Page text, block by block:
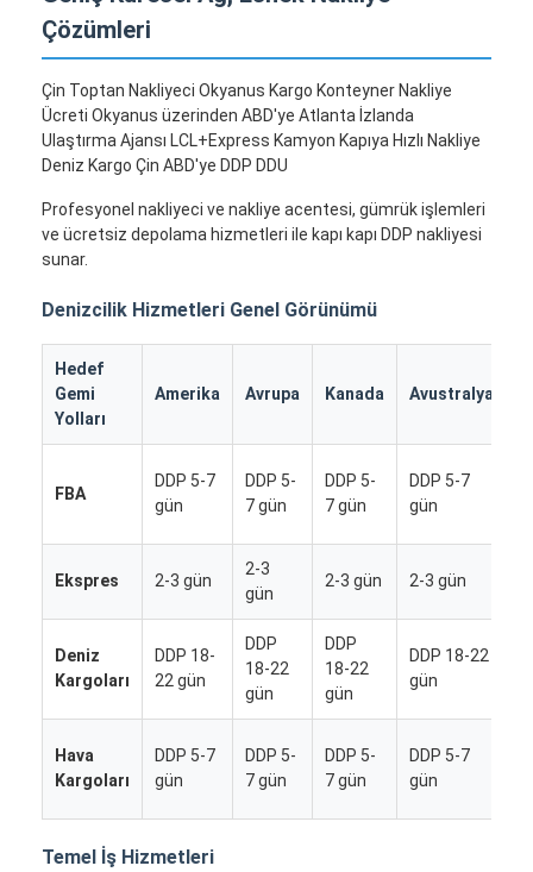
Çözümleri
Çin Toptan Nakliyeci Okyanus Kargo Konteyner Nakliye
Ücreti Okyanus üzerinden ABD'ye Atlanta İzlanda
Ulaştırma Ajansı LCL+Express Kamyon Kapıya Hızlı Nakliye
Deniz Kargo Çin ABD'ye DDP DDU
Profesyonel nakliyeci ve nakliye acentesi, gümrük işlemleri
ve ücretsiz depolama hizmetleri ile kapı kapı DDP nakliyesi
sunar.
Denizcilik Hizmetleri Genel Görünümü
Hedef
Gemi
Yolları
Amerika Avrupa Kanada Avustralya
FBA
DDP 5-7
gün
DDP 5-
7 gün
DDP 5-
7 gün
DDP 5-7
gün
Ekspres 2-3 gün
2-3
gün
2-3 gün 2-3 gün
Deniz
Kargoları
DDP 18-
22 gün
DDP
18-22
gün
DDP
18-22
gün
DDP 18-22
gün
Hava
Kargoları
DDP 5-7
gün
DDP 5-
7 gün
DDP 5-
7 gün
DDP 5-7
gün
Temel İş Hizmetleri